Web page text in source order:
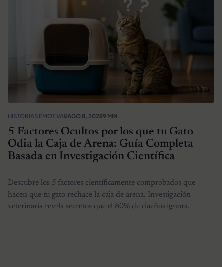
HISTORIAS EMOTIVASAGO 8, 20259 MIN
5 Factores Ocultos por los que tu Gato
Odia la Caja de Arena: Guía Completa
Basada en Investigación Científica
Descubre los 5 factores científicamente comprobados que
hacen que tu gato rechace la caja de arena. Investigación
veterinaria revela secretos que el 80% de dueños ignora.